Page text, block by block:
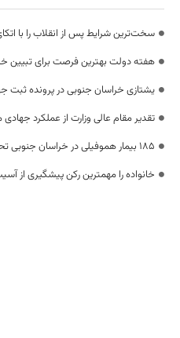
سخت‌ترین شرایط پس از انقلاب را با
هفته دولت بهترین فرصت برای تبیین
یشتازی خراسان جنوبی در پرونده ثبت
تقدیر مقام عالی وزارت از عملکرد جهادی معاونت آموزش
۱۸۵ بیمار هموفیلی در خراسان جنوبی تحت پوشش خدمات بیمه سلامت قرار دارند
خانواده را مهمترین رکن پیشگیری از